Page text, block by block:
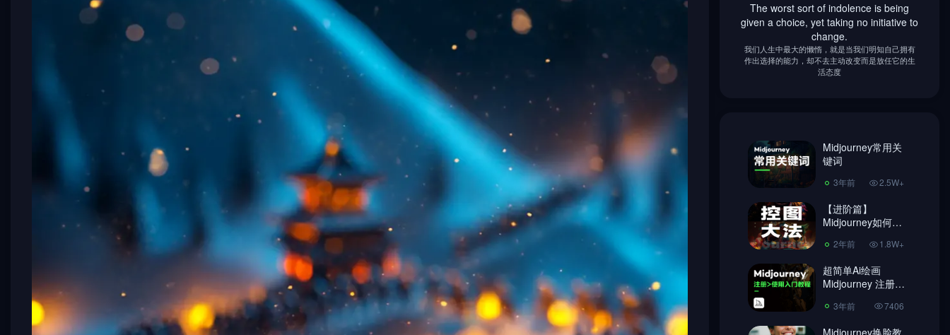
Midjourney常用关
键词
3年前 2.5W+
【进阶篇】
超简单Ai绘画
Midjourney 注册教
程、使用教程!
Midjourney换脸教
程，内含指令链接
Ai宇宙吧 – 个人作
品发布流程&规范
【必读】
3D立体中国龙图案
The worst sort of indolence is being
given a choice, yet taking no initiative to
change.
我们人生中最大的懒惰，就是当我们明知自己拥有
作出选择的能力，却不去主动改变而是放任它的生
活态度
Midjourney常用关
键词
3年前 2.5W+
【进阶篇】
Midjourney如何控
如！2年前 1.8W+
超简单Ai绘画
Midjourney 注册教
3年前 7406
Midjourney换脸教